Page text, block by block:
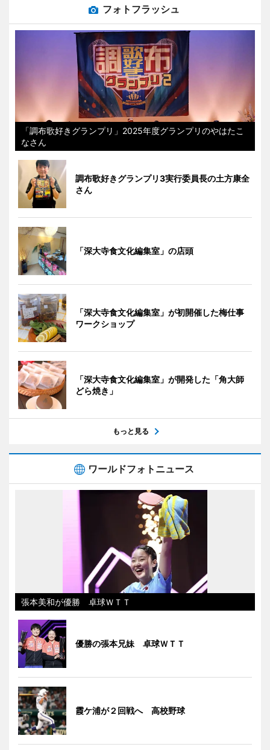
フォトフラッシュ
「調布歌好きグランプリ」2025年度グランプリのやはたこ
なさん
調布歌好きグランプリ3実行委員長の土方康全
さん
「深大寺食文化編集室」の店頭
「深大寺食文化編集室」が初開催した梅仕事
ワークショップ
「深大寺食文化編集室」が開発した「角大師
どら焼き」
もっと見る
ワールドフォトニュース
張本美和が優勝 卓球ＷＴＴ
優勝の張本兄妹 卓球ＷＴＴ
霞ケ浦が２回戦へ 高校野球